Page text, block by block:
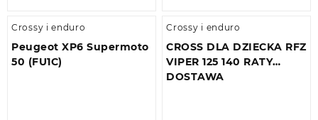
Crossy i enduro
Peugeot XP6 Supermoto
50 (FU1C)
Crossy i enduro
CROSS DLA DZIECKA RFZ
VIPER 125 140 RATY
DOSTAWA